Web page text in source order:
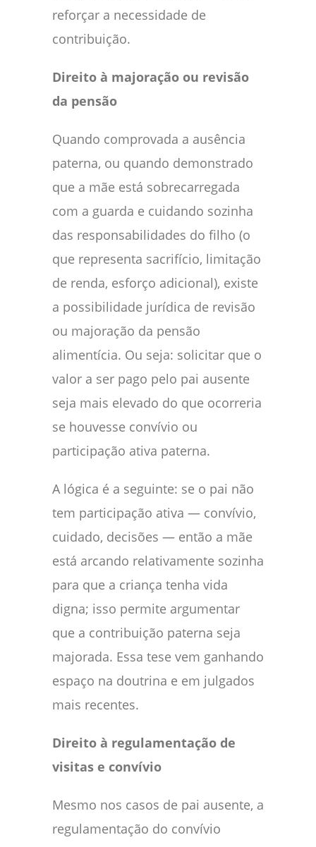
reforçar a necessidade de
contribuição.
Direito à majoração ou revisão
da pensão
Quando comprovada a ausência
paterna, ou quando demonstrado
que a mãe está sobrecarregada
com a guarda e cuidando sozinha
das responsabilidades do filho (o
que representa sacrifício, limitação
de renda, esforço adicional), existe
a possibilidade jurídica de revisão
ou majoração da pensão
alimentícia. Ou seja: solicitar que o
valor a ser pago pelo pai ausente
seja mais elevado do que ocorreria
se houvesse convívio ou
participação ativa paterna.
A lógica é a seguinte: se o pai não
tem participação ativa — convívio,
cuidado, decisões — então a mãe
está arcando relativamente sozinha
para que a criança tenha vida
digna; isso permite argumentar
que a contribuição paterna seja
majorada. Essa tese vem ganhando
espaço na doutrina e em julgados
mais recentes.
Direito à regulamentação de
visitas e convívio
Mesmo nos casos de pai ausente, a
regulamentação do convívio